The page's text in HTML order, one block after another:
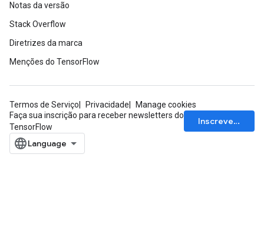
Notas da versão
Stack Overflow
Diretrizes da marca
Menções do TensorFlow
Termos de Serviço Privacidade
Manage cookies
Faça sua inscrição para receber newsletters do
TensorFlow
Inscrever-se